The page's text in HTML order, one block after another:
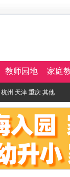
教师园地 家庭
杭州 天津 重庆 其他